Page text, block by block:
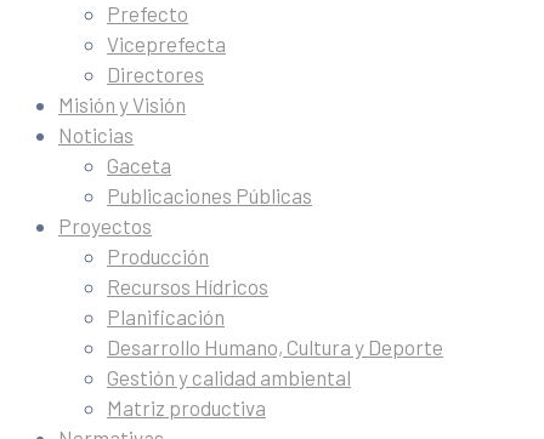
Prefecto
Viceprefecta
Directores
Misión y Visión
Noticias
Gaceta
Publicaciones Públicas
Proyectos
Producción
Recursos Hídricos
Planificación
Desarrollo Humano, Cultura y Deporte
Gestión y calidad ambiental
Matriz productiva